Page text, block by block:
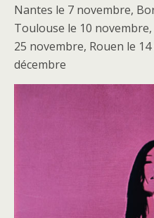
Nantes le 7 novembre,
Toulouse le 10
25 novembre, Rouen le
décembre